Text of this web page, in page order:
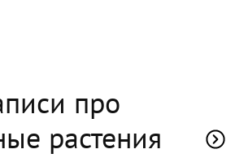
про
растения